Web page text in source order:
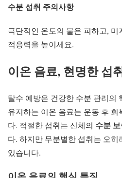
수분 섭취 주의사항
극단적인 온도의 물은 피하고, 미
적응력을 높이세요.
이온 음료, 현명한 섭
탈수 예방은 건강한 수분 관리의
유지하는 이온 음료는 운동 후 회
다. 적절한 섭취는 신체의 수분
다. 하지만 무분별한 섭취는 오
있습니다.